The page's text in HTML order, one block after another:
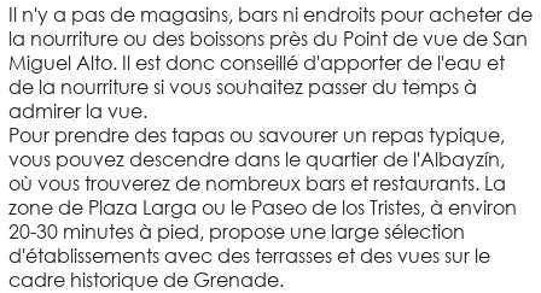
Il n'y a pas de magasins, bars ni endroits pour acheter de
la nourriture ou des boissons près du Point de vue de San
Miguel Alto. Il est donc conseillé d'apporter de l'eau et
de la nourriture si vous souhaitez passer du temps à
admirer la vue.
Pour prendre des tapas ou savourer un repas typique,
vous pouvez descendre dans le quartier de l'Albayzín,
où vous trouverez de nombreux bars et restaurants. La
zone de Plaza Larga ou le Paseo de los Tristes, à environ
20-30 minutes à pied, propose une large sélection
d'établissements avec des terrasses et des vues sur le
cadre historique de Grenade.